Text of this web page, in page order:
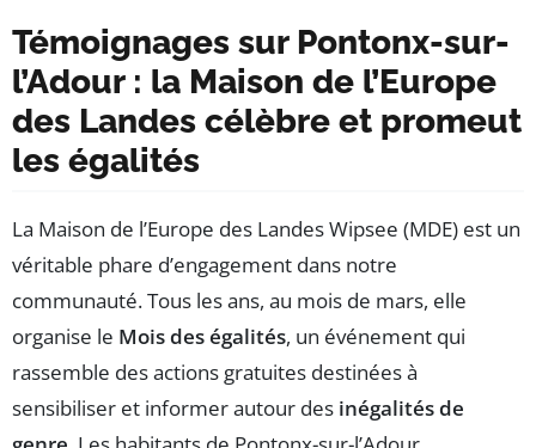
Témoignages sur Pontonx-sur-
l’Adour : la Maison de l’Europe
des Landes célèbre et promeut
les égalités
La Maison de l’Europe des Landes Wipsee (MDE) est un
véritable phare d’engagement dans notre
communauté. Tous les ans, au mois de mars, elle
organise le Mois des égalités, un événement qui
rassemble des actions gratuites destinées à
sensibiliser et informer autour des inégalités de